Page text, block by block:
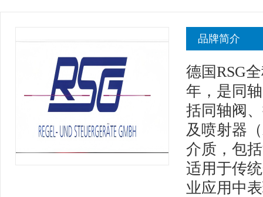
品牌简介
德国RSG
年，是同
括同轴阀
及喷射器
介质，包
适用于传
业应用中